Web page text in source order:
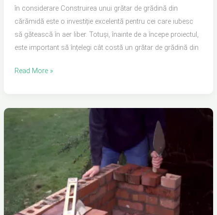
în considerare Construirea unui grătar de grădină din
cărămidă este o investiție excelentă pentru cei care iubesc
să gătească în aer liber. Totuși, înainte de a începe proiectul,
este important să înțelegi cât costă un grătar de grădină din
Read More »
se
Ghid
complet
pentru